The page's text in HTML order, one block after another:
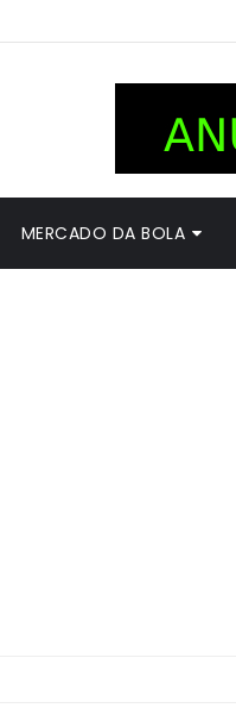
MERCADO DA BOLA